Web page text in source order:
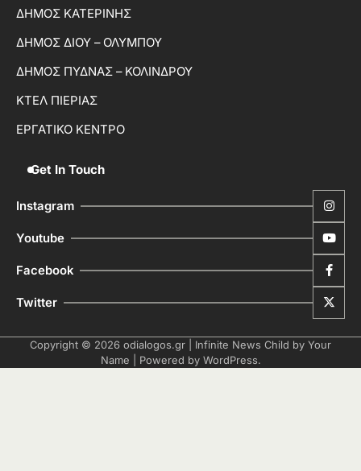
ΔΗΜΟΣ ΚΑΤΕΡΙΝΗΣ
ΔΗΜΟΣ ΔΙΟΥ – ΟΛΥΜΠΟΥ
ΔΗΜΟΣ ΠΥΔΝΑΣ – ΚΟΛΙΝΔΡΟΥ
ΚΤΕΛ ΠΙΕΡΙΑΣ
ΕΡΓΑΤΙΚΟ ΚΕΝΤΡΟ
Get In Touch
Instagram
Youtube
Facebook
Twitter
Copyright © 2026 odialogos.gr | Infinite News Child by Your
Name | Powered by WordPress.